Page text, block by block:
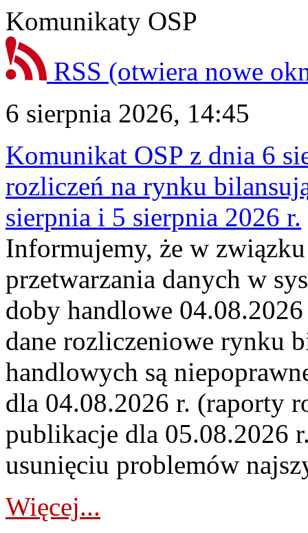
Komunikaty OSP
RSS (otwiera nowe
6 sierpnia 2026, 14:45
Komunikat OSP z dnia 6
rozliczeń na rynku
sierpnia i 5 sierpnia 2026 r.
Informujemy, że w
przetwarzania danych w
doby handlowe
dane rozliczeniowe rynku
handlowych są
dla 04.08.2026 r. (raporty
publikacje dla 05.08.2026
usunięciu problemów
Więcej...